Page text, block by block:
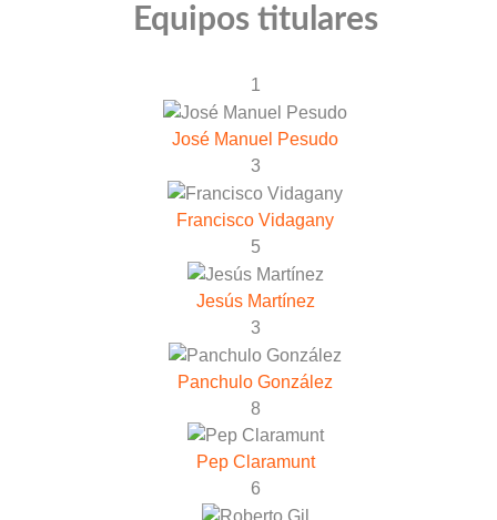
Equipos titulares
1
José Manuel Pesudo
3
Francisco Vidagany
5
Jesús Martínez
3
Panchulo González
8
Pep Claramunt
6